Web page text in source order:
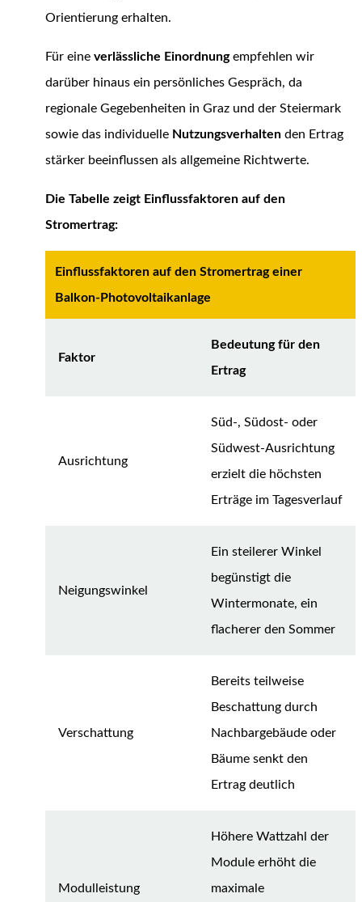
Orientierung erhalten.
Für eine verlässliche Einordnungempfehlen wir
darüber hinaus ein persönliches Gespräch, da
regionale Gegebenheiten in Graz und der Steiermark
sowie das individuelle Nutzungsverhalten den Ertrag
stärker beeinflussen als allgemeine Richtwerte.
Die Tabelle zeigt Einflussfaktoren auf den
Stromertrag:
Einflussfaktoren auf den Stromertrag einer
Balkon-Photovoltaikanlage
Faktor
Bedeutung für den
Ertrag
Ausrichtung
Süd-, Südost- oder
Südwest-Ausrichtung
erzielt die höchsten
Erträge im Tagesverlauf
Neigungswinkel
Ein steilerer Winkel
begünstigt die
Wintermonate, ein
flacherer den Sommer
Verschattung
Bereits teilweise
Beschattung durch
Nachbargebäude oder
Bäume senkt den
Ertrag deutlich
Modulleistung
Höhere Wattzahl der
Module erhöht die
maximale